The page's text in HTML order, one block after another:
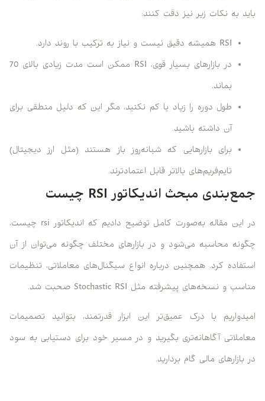
باید به نکات زیر نیز دقت کنند:
RSI همیشه دقیق نیست و نیاز به ترکیب با روند دارد.
در بازارهای بسیار قوی، RSI ممکن است مدت زیادی بالای 70
بماند.
طول دوره را زیاد یا کم نکنید، مگر این که دلیل منطقی برای
آن داشته باشید.
برای بازارهایی که شبانه‌روز باز هستند (مثل ارز دیجیتال)
تایم‌فریم‌های بالاتر قابل اعتمادترند.
جمع‌بندی مبحث اندیکاتور RSI چیست
در این مقاله به‌صورت کامل توضیح دادیم که اندیکاتور rsi چیست،
چگونه محاسبه می‌شود و در بازارهای مختلف چگونه می‌توان از آن
استفاده کرد. همچنین درباره انواع سیگنال‌های معاملاتی، تنظیمات
مناسب و نسخه‌های پیشرفته مثل Stochastic RSI صحبت شد.
امیدواریم با درک عمیق‌تر این ابزار قدرتمند، بتوانید تصمیمات
معاملاتی آگاهانه‌تری بگیرید و در مسیر خود برای دستیابی به سود
در بازارهای مالی گام بردارید.